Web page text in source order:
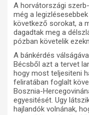
A horvátországi
még a
következő sorokat, a
dagadtak meg a
pózban követelik
A bánkérdés
Bécsből azt a tervet
hogy most teljesiteni
feliratában foglalt
Bosznia-
egyesitését. Ugy
hajlandók volnának,